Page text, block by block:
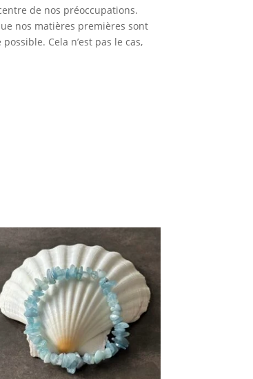
de nos préoccupations.
nos matières premières sont
Cela n’est pas le cas,